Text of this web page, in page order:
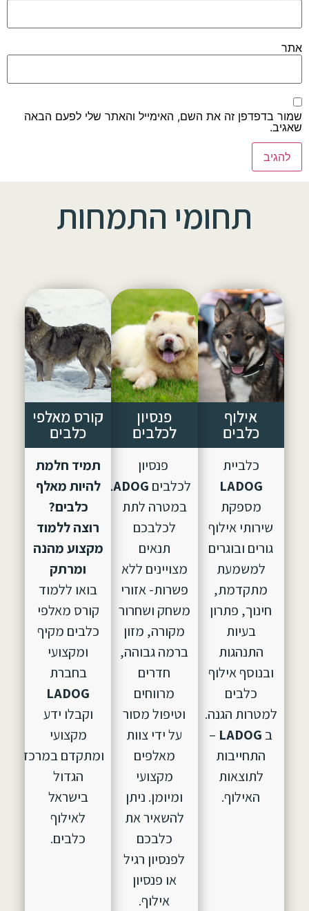
אתר
שמור בדפדפן זה את השם, האימייל והאתר שלי לפעם הבאה
שאגיב.
תחומי התמחות
אילוף
כלבים
כלביית
LADOG
מספקת
שירותי אילוף
גורים ובוגרים
למשמעת
מתקדמת,
חינוך, פתרון
בעיות
התנהגות
ובנוסף אילוף
כלבים
למטרות הגנה.
ב LADOG
–
התחייבות
לתוצאות
האילוף.
פנסיון
לכלבים
פנסיון
לכלבים LADOG, הוקם
במטרה לתת
לכלבכם
תנאים
מצויינים ללא
פשרות- אזורי
משחק ושחרור
מקורה, מזון
ברמה גבוהה,
חדרים
מרווחים
וטיפול מסור
על ידי צוות
מאלפים
מקצועי
ומיומן. ניתן
להשאיר את
כלבכם
לפנסיון רגיל
או פנסיון
אילוף.
קורס מאלפי
כלבים
תמיד חלמת
להיות מאלף
כלבים?
רוצה ללמוד
מקצוע מהנה
ומרתק
בואו ללמוד
קורס מאלפי
כלבים מקיף
ומקצועי
בחברת
LADOG
וקבלו ידע
מקצועי
ומתקדם במרכז
הגדול
בישראל
לאילוף
כלבים.